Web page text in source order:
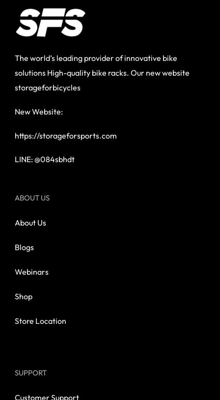
The world’s leading provider of innovative bike
solutions High-quality bike racks. Our new website
storageforbicycles
New Website:
https://storageforsports.com
LINE: @084sbhdt
ABOUT US
About Us
Blogs
Webinars
Shop
Store Location
SUPPORT
Customer Support